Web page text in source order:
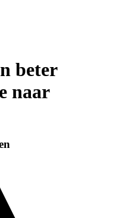
beter
naar